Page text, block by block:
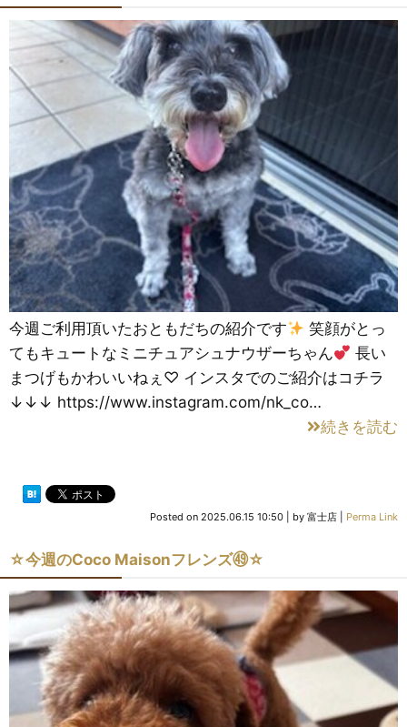
今週ご利用頂いたおともだちの紹介です
笑顔がとっ
てもキュートなミニチュアシュナウザーちゃん
長い
まつげもかわいいねぇ♡ インスタでのご紹介はコチラ
↓↓↓ https://www.instagram.com/nk_co…
続きを読む
Posted on 2025.06.15 10:50 by 富士店 Perma Link
☆今週のCoco Maisonフレンズ㊾☆